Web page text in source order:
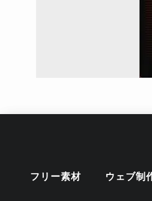
フリー素材 ウェブ制